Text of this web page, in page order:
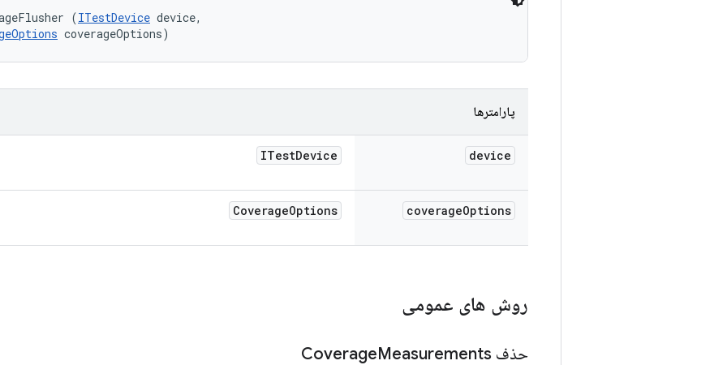
(ITestDevice device,
coverageOptions)
پارامترها
device
ITestDevice
coverageOptions
CoverageOptions
روش های عمومی
حذف Coverage Measurements